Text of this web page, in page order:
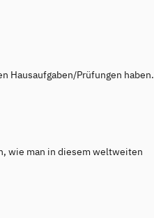
Hausaufgaben/Prüfungen haben.
wie man in diesem weltweiten